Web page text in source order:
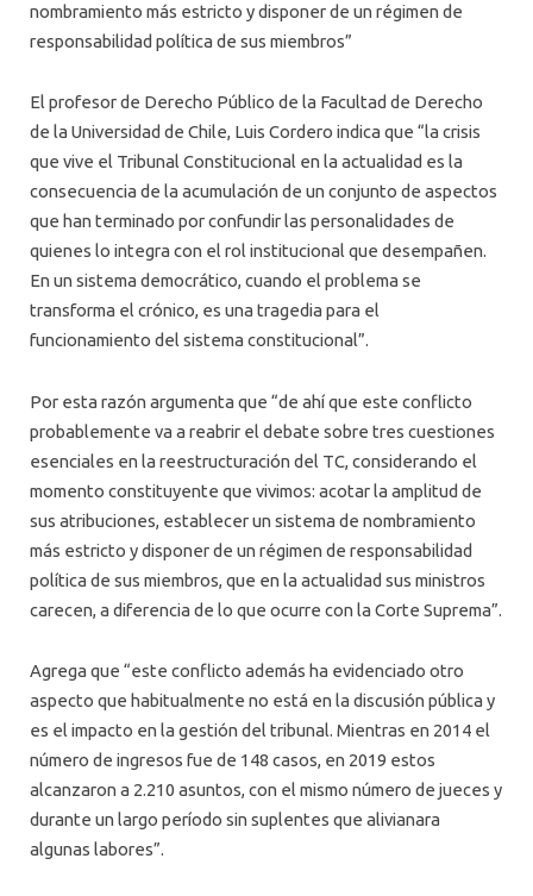
nombramiento más estricto y disponer de un régimen de
responsabilidad política de sus miembros”
El profesor de Derecho Público de la Facultad de Derecho
de la Universidad de Chile, Luis Cordero indica que “la crisis
que vive el Tribunal Constitucional en la actualidad es la
consecuencia de la acumulación de un conjunto de aspectos
que han terminado por confundir las personalidades de
quienes lo integra con el rol institucional que desempañen.
En un sistema democrático, cuando el problema se
transforma el crónico, es una tragedia para el
funcionamiento del sistema constitucional”.
Por esta razón argumenta que “de ahí que este conflicto
probablemente va a reabrir el debate sobre tres cuestiones
esenciales en la reestructuración del TC, considerando el
momento constituyente que vivimos: acotar la amplitud de
sus atribuciones, establecer un sistema de nombramiento
más estricto y disponer de un régimen de responsabilidad
política de sus miembros, que en la actualidad sus ministros
carecen, a diferencia de lo que ocurre con la Corte Suprema”.
Agrega que “este conflicto además ha evidenciado otro
aspecto que habitualmente no está en la discusión pública y
es el impacto en la gestión del tribunal. Mientras en 2014 el
número de ingresos fue de 148 casos, en 2019 estos
alcanzaron a 2.210 asuntos, con el mismo número de jueces y
durante un largo período sin suplentes que alivianara
algunas labores”.